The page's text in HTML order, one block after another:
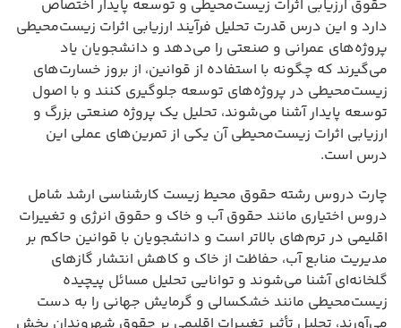
حقوق ارزیابی اثرات زیست‌محیطی و توسعه پایدار اختصاص
دارد و این درس قدرت تحلیل فرآیند ارزیابی اثرات زیست‌محیطی
پروژه‌های عمرانی و صنعتی را می‌دهد و دانشجویان یاد
می‌گیرند که چگونه با استفاده از قوانین، از بروز خسارت‌های
زیست‌محیطی در پروژه‌های توسعه جلوگیری کنند و با اصول
توسعه پایدار آشنا می‌شوند، تحلیل یک پروژه صنعتی بزرگ و
ارزیابی اثرات زیست‌محیطی آن یکی از تمرین‌های عملی این
درس است.
چارت دروس رشته حقوق محیط زیست کارشناسی ارشد شامل
دروس اختیاری مانند حقوق آب و خاک و حقوق انرژی و تغییرات
اقلیمی در ترم‌های بالاتر است و دانشجویان با قوانین حاکم بر
مدیریت منابع آب، حفاظت از خاک و کاهش انتشار گازهای
گلخانه‌ای آشنا می‌شوند و توانایی تحلیل مسائل پیچیده
زیست‌محیطی مانند خشکسالی و گرمایش جهانی را به دست